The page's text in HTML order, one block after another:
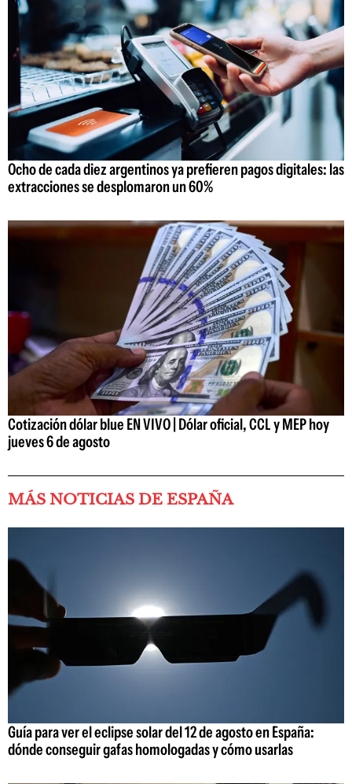
Ocho de cada diez argentinos ya prefieren pagos digitales: las
extracciones se desplomaron un 60%
Cotización dólar blue EN VIVO | Dólar oficial, CCL y MEP hoy
jueves 6 de agosto
MÁS NOTICIAS DE ESPAÑA
Guía para ver el eclipse solar del 12 de agosto en España:
dónde conseguir gafas homologadas y cómo usarlas